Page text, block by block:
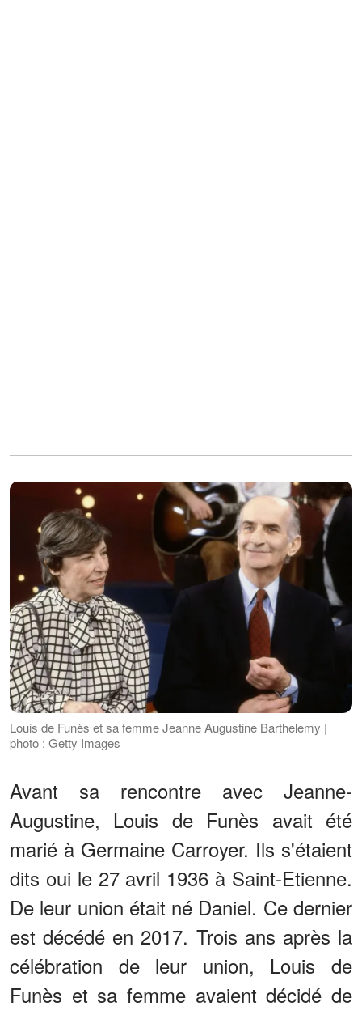
Louis de Funès et sa femme Jeanne Augustine Barthelemy |
photo : Getty Images
Avant sa rencontre avec Jeanne-
Augustine, Louis de Funès avait été
marié à Germaine Carroyer. Ils s'étaient
dits oui le 27 avril 1936 à Saint-Etienne.
De leur union était né Daniel. Ce dernier
est décédé en 2017. Trois ans après la
célébration de leur union, Louis de
Funès et sa femme avaient décidé de